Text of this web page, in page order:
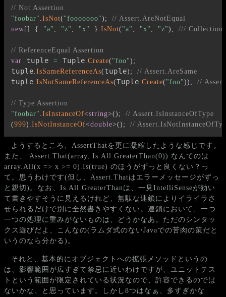
// Not Assertion
"foobar" .IsNot( "fooooooo") ;
// Assert.AreNotEqual
new [] { "a" , "z" , "x" } .IsNot( "a" , "x" , "z") ; ///
// ReferenceEqual Assertion
var tuple = Tuple.Create( "foo") ;
tuple.IsSameReferenceAs( tuple) ; // Assert.AreSame
tuple.IsNotSameReferenceAs(Tuple.Create( "foo")) ; //
// Type Assertion
"foobar" .IsInstanceOf<string>() ;
// Assert.IsInstanceOfType
(999) .IsNotInstanceOf<double>() ; //
ようするところ、AssertThatを更に凝縮したような感じです。
また、 Assert.That(array, Is.All.GreaterThan(0)) なんてのは
array.All(x => x >= 0).Is(true) のほうがずっと良くない？っ
て。思うわけです(但し、Assert.Thatはエラーメッセージがずっ
と親切)。なお、Is.All.GreaterThanは、一見IntelliSenseが効い
て書きやすそうに見えるけれど、無駄な連鎖によりイライラさ
せられるだけで別に全然書きやすくない。連鎖において、一つ
一つの処理に重みがないものは、どうかなあ。ただのシンタッ
クス遊びだよ、こんなの(ラムダ式のないJavaでの苦肉の策だと
いうのなら分かる)。
それと、基本的にオブジェクトへの拡張メソッドというの
は、影響範囲が広すぎて禁忌に近いわけですが、ユニットテス
トという範囲が限定されている状況なので、許容できるのでは
ないかな、と思っています。しかし8つはなぁ、多すぎかな